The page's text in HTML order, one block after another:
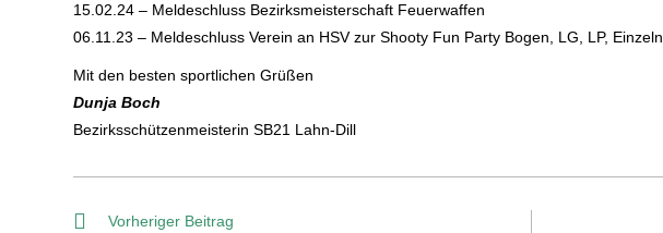
15.02.24 – Meldeschluss Bezirksmeisterschaft Feuerwaffen
06.11.23 – Meldeschluss Verein an HSV zur Shooty Fun Party Bogen, LG, LP, Einzeln
Mit den besten sportlichen Grüßen
Dunja Boch
Bezirksschützenmeisterin SB21 Lahn-Dill
Vorheriger Beitrag